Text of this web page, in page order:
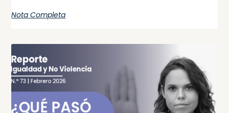
Nota Completa